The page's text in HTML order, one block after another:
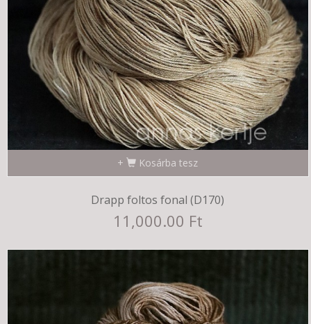
Kosárba tesz
Drapp foltos fonal (D170)
11,000.00 Ft